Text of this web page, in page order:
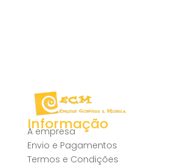
Informação
A empresa
Envio e Pagamentos
Termos e Condições